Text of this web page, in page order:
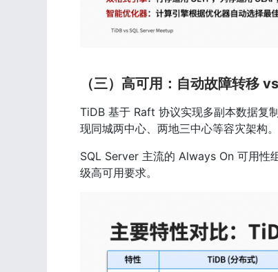
（三）高可用：自动故障转移
TiDB 基于 Raft 协议实现多副本数据复
现同城两中心、两地三中心等容灾架构。
SQL Server 主流的 Always On 可用性
级高可用要求。